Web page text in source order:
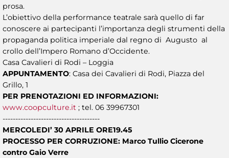
prosa.
L’obiettivo della performance teatrale sarà quello di far
conoscere ai partecipanti l’importanza degli strumenti della
propaganda politica imperiale dal regno di Augusto al
crollo dell’Impero Romano d’Occidente.
Casa Cavalieri di Rodi – Loggia
APPUNTAMENTO: Casa dei Cavalieri di Rodi, Piazza del
Grillo, 1
PER PRENOTAZIONI ED INFORMAZIONI:
www.coopculture.it ; tel. 06 39967301
--------------------------------------
MERCOLEDI’ 30 APRILE ORE19.45
PROCESSO PER CORRUZIONE: Marco Tullio Cicerone
contro Gaio Verre